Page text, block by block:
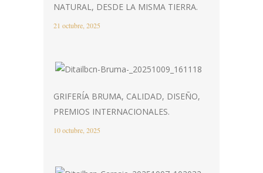
NATURAL, DESDE LA MISMA TIERRA.
21 octubre, 2025
GRIFERÍA BRUMA, CALIDAD, DISEÑO,
PREMIOS INTERNACIONALES.
10 octubre, 2025